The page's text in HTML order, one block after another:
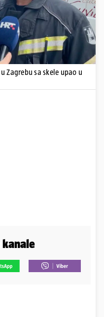
Zagrebu sa skele upao u
kanale